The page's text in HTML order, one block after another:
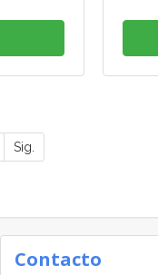
Sig.
Contacto